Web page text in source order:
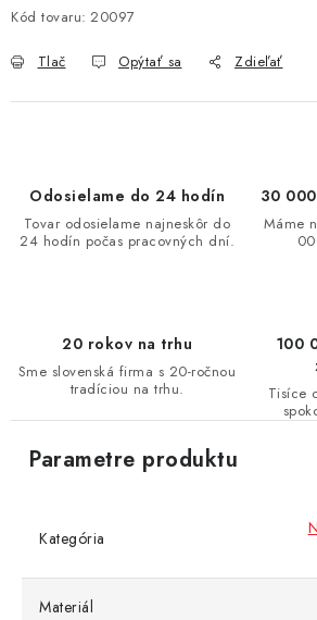
Kód tovaru: 20097
Tlač Opýtať sa Zdieľať
Odosielame do 24 hodín
Tovar odosielame najneskôr do
24 hodín počas pracovných dní.
30
Máme
20 rokov na trhu
Sme slovenská firma s 20-ročnou
tradíciou na trhu.
100
Tisíce
Parametre produktu
Kategória
Materiál